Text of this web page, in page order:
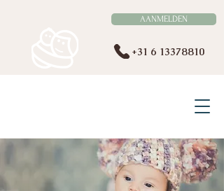
+31 6 13378810
AANMELDEN